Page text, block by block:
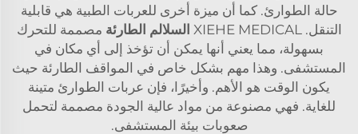
حالة الطوارئ. كما أن ميزة أخرى للعربات الطبية هي قابلية
التنقل. XIEHE MEDICAL
السلالم الطارئة مصممة للتحرك
بسهولة، مما يعني أنها يمكن أن تؤخذ إلى أي مكان في
المستشفى. وهذا مهم بشكل خاص في المواقف الطارئة حيث
يكون الوقت هو الأهم. وأخيرًا، فإن عربات الطوارئ متينة
للغاية. فهي مصنوعة من مواد عالية الجودة مصممة لتحمل
صعوبات بيئة المستشفى.